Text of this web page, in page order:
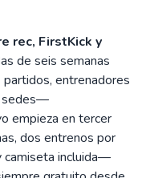
rec, FirstKick y
de seis semanas
partidos, entrenadores
sedes—
empieza en tercer
dos entrenos por
camiseta incluida—